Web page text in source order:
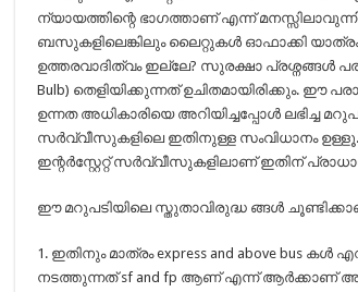
ന്യായത്തിന്റെ ഭാഗത്താണ് എന്ന്
ബസുകളിലെങ്കിലും ലൈറ്റുകൾ ഓഫാക്കി
ഉത്തരവാദിത്വം ഇല്ലേ? സുരക്ഷാ പ്രശ്നങ്ങൾ
Bulb) തെളിയിക്കുന്നത് ഉചിതമായിരിക്കും. ഈ
ഉന്നത അധികാരിയെ അറിയിച്ചപ്പോൾ ലഭിച്ച
സർവ്വീസുകളിലെ ഇതിനുള്ള സംവിധാനം ഉള്ളൂ.
ഇന്റർസ്റ്റേറ്റ് സർവ്വീസുകളിലാണ് ഇതിന്
ഈ മറുപടിയിലെ സ്തുതാവിരുദ്ധ ങ്ങൾ
1. ഇതിനും മാത്രം express and above bus
നടത്തുന്നത് sf and fp ആണ് എന്ന് ആർക്കാണ്